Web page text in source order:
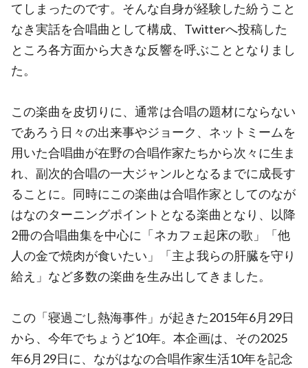
てしまったのです。そんな自身が経験した紛うこと
なき実話を合唱曲として構成、Twitterへ投稿した
ところ各方面から大きな反響を呼ぶこととなりまし
た。
この楽曲を皮切りに、通常は合唱の題材にならない
であろう日々の出来事やジョーク、ネットミームを
用いた合唱曲が在野の合唱作家たちから次々に生ま
れ、副次的合唱の一大ジャンルとなるまでに成長す
ることに。同時にこの楽曲は合唱作家としてのなが
はなのターニングポイントとなる楽曲となり、以降
2冊の合唱曲集を中心に「ネカフェ起床の歌」「他
人の金で焼肉が食いたい」「主よ我らの肝臓を守り
給え」など多数の楽曲を生み出してきました。
この「寝過ごし熱海事件」が起きた2015年6月29日
から、今年でちょうど10年。本企画は、その2025
年6月29日に、ながはなの合唱作家生活10年を記念